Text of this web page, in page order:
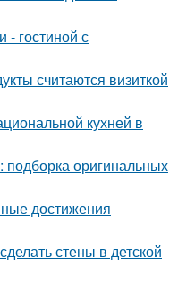
- гостиной с
считаются визиткой
кухней в
подборка оригинальных
достижения
стены в детской